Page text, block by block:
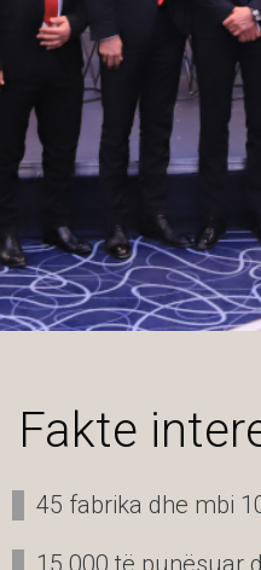
Fakte
45 fabrika dhe mbi